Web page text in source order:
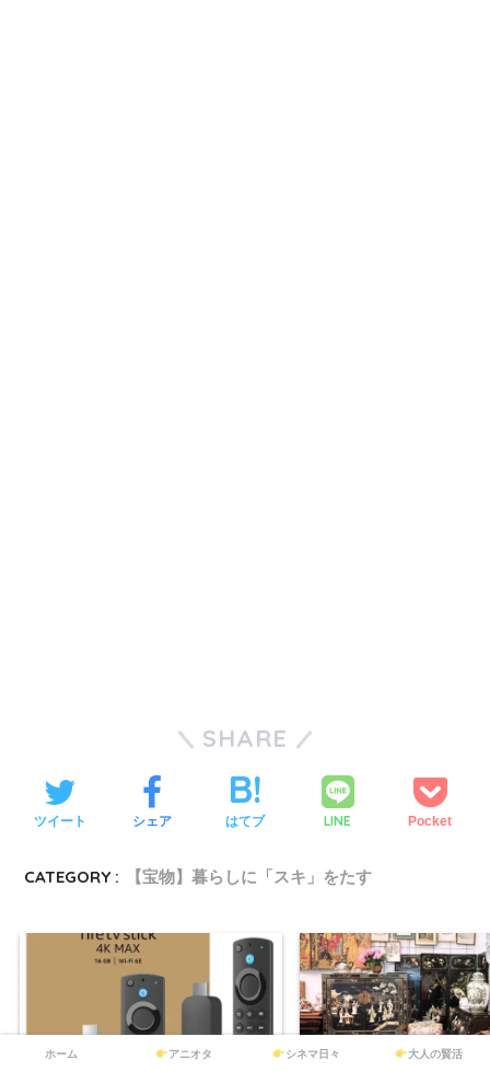
SHARE
ツイート シェア はてブ LINE Pocket
CATEGORY : 【宝物】暮らしに「スキ」をたす
ホーム アニオタ シネマ日々 大人の賢活